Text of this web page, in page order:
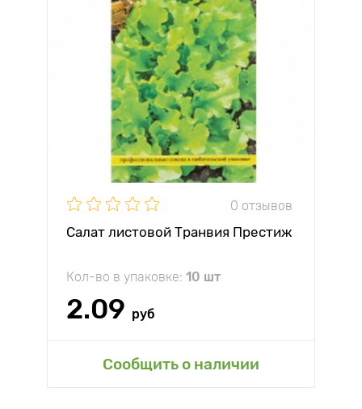
0 отзывов
Салат листовой Транвия Престиж
Кол-во в упаковке: 10 шт
2.09 руб
Сообщить о наличии